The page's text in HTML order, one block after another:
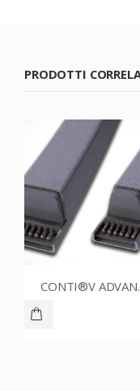
PRODOTTI